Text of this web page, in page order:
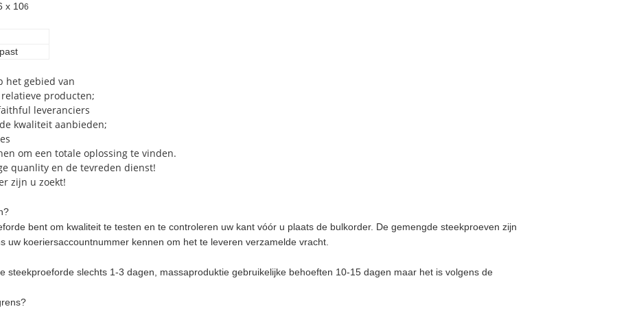
x 106
het gebied van
producten;
leveranciers
kwaliteit aanbieden;
om een totale oplossing te vinden.
quanlity en de tevreden dienst!
zijn u zoekt!
bent om kwaliteit te testen en te controleren uw kant vóór u plaats de bulkorder. De gemengde steekproeven zijn
uw koeriersaccountnummer kennen om het te leveren verzamelde vracht.
steekproeforde slechts 1-3 dagen, massaproduktie gebruikelijke behoeften 10-15 dagen maar het is volgens de